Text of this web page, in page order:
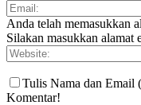
Anda telah memasukkan
Silakan masukkan alamat
Tulis Nama dan Email
Komentar!